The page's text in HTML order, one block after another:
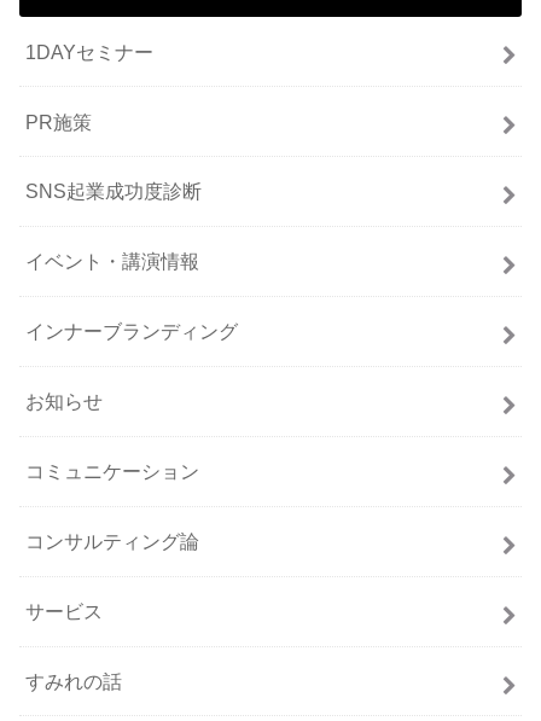
1DAYセミナー
PR施策
SNS起業成功度診断
イベント・講演情報
インナーブランディング
お知らせ
コミュニケーション
コンサルティング論
サービス
すみれの話